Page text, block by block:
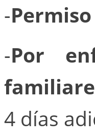
-
-Por
4 días